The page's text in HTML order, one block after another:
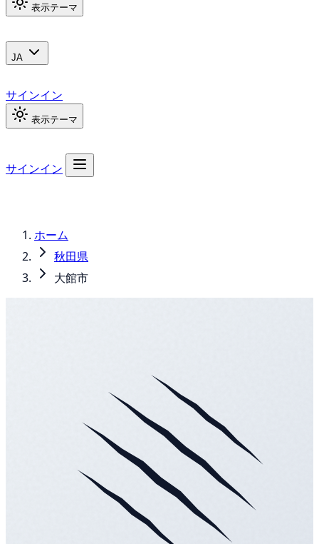
表示テーマ
JA
サインイン
表示テーマ
サインイン
ホーム
秋田県
大館市